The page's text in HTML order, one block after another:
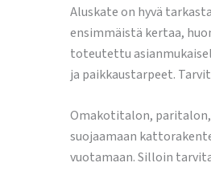
Aluskate on hyvä
ensimmäistä kertaa,
toteutettu
ja paikkaustarpeet.
Omakotitalon,
suojaamaan
vuotamaan. Silloin